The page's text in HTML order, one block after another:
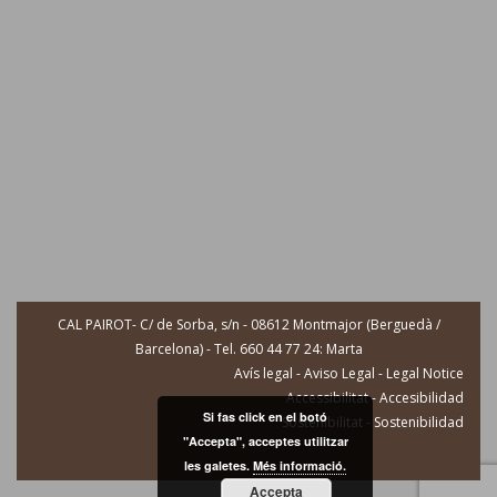
CAL PAIROT- C/ de Sorba, s/n - 08612 Montmajor (Berguedà /
Barcelona) - Tel. 660 44 77 24: Marta
Avís legal - Aviso Legal - Legal Notice
Accessibilitat - Accesibilidad
Sostenibilitat - Sostenibilidad
Si fas click en el botó
"Accepta", acceptes utilitzar
les galetes. Més informació.
Accepta